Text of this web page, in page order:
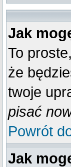
Jak
To
że
twoje
pisać
Powrót
Jak